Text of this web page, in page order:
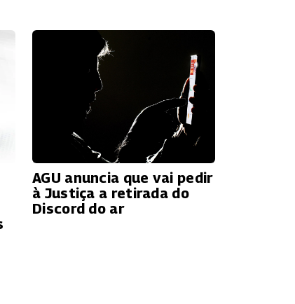
AGU anuncia que vai pedir
à Justiça a retirada do
Discord do ar